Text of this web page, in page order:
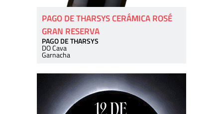
PAGO DE THARSYS CERÁMICA ROSÉ
GRAN RESERVA
PAGO DE THARSYS
DO Cava
Garnacha